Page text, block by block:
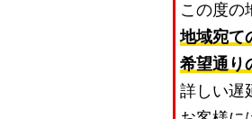
この度の
地域宛て
希望通り
詳しい遅